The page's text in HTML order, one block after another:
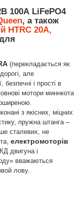
100А LiFePO4
, а також
HTRC 20А,
(перекладається як
але
безпечні і прості в
мотори миннкота
з якісних, міцних
пружна штанга –
сталевих, не
електромоторів
двигуна і
вважаються
лову.